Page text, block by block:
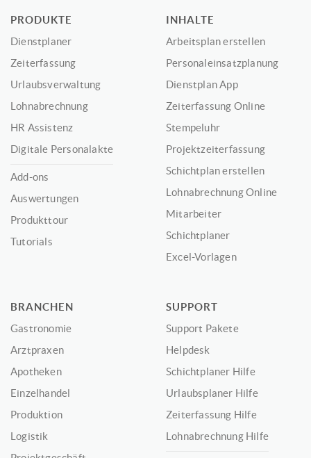
PRODUKTE
Dienstplaner
Zeiterfassung
Urlaubsverwaltung
Lohnabrechnung
HR Assistenz
Digitale Personalakte
Add-ons
Auswertungen
Produkttour
Tutorials
INHALTE
Arbeitsplan erstellen
Personaleinsatzplanung
Dienstplan App
Zeiterfassung Online
Stempeluhr
Projektzeiterfassung
Schichtplan erstellen
Lohnabrechnung Online
Mitarbeiter
Schichtplaner
Excel-Vorlagen
BRANCHEN
Gastronomie
Arztpraxen
Apotheken
Einzelhandel
Produktion
Logistik
SUPPORT
Support Pakete
Helpdesk
Schichtplaner Hilfe
Urlaubsplaner Hilfe
Zeiterfassung Hilfe
Lohnabrechnung Hilfe